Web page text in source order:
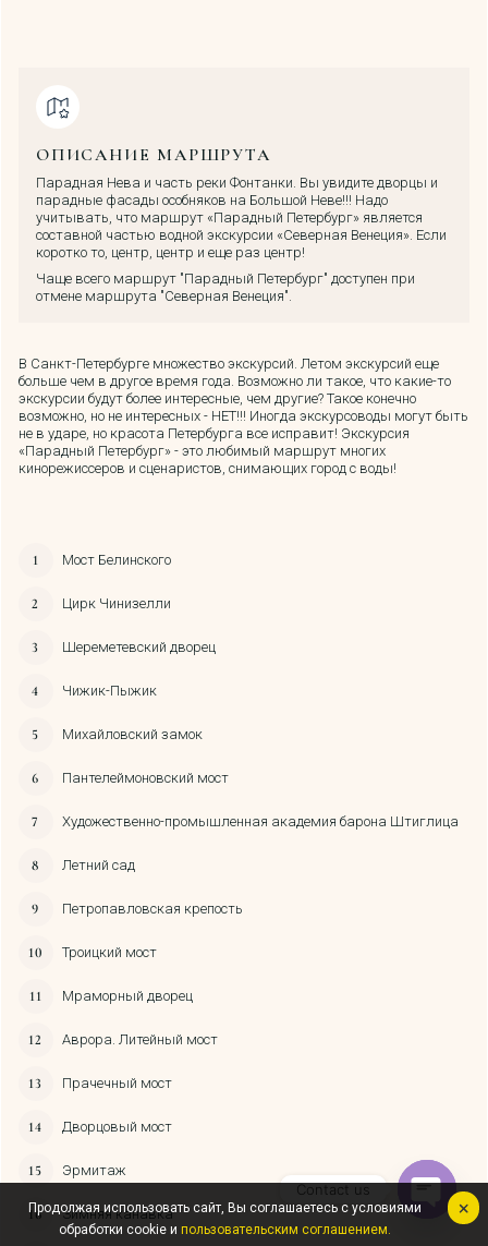
ОПИСАНИЕ МАРШРУТА
Парадная Нева и часть реки Фонтанки. Вы увидите дворцы и
парадные фасады особняков на Большой Неве!!! Надо
учитывать, что маршрут «Парадный Петербург» является
составной частью водной экскурсии «Северная Венеция». Если
коротко то, центр, центр и еще раз центр!
Чаще всего маршрут "Парадный Петербург" доступен при
отмене маршрута "Северная Венеция".
В Санкт-Петербурге множество экскурсий. Летом экскурсий еще
больше чем в другое время года. Возможно ли такое, что какие-то
экскурсии будут более интересные, чем другие? Такое конечно
возможно, но не интересных - НЕТ!!! Иногда экскурсоводы могут быть
не в ударе, но красота Петербурга все исправит! Экскурсия
«Парадный Петербург» - это любимый маршрут многих
кинорежиссеров и сценаристов, снимающих город с воды!
Мост Белинского
Цирк Чинизелли
Шереметевский дворец
Чижик-Пыжик
Михайловский замок
Пантелеймоновский мост
Художественно-промышленная академия барона Штиглица
Летний сад
Петропавловская крепость
Троицкий мост
Мраморный дворец
Аврора. Литейный мост
Прачечный мост
Дворцовый мост
Эрмитаж
Зимняя канавка
Продолжая использовать сайт, Вы соглашаетесь с условиями
обработки cookie ипользовательским соглашением.
Contact us
Open